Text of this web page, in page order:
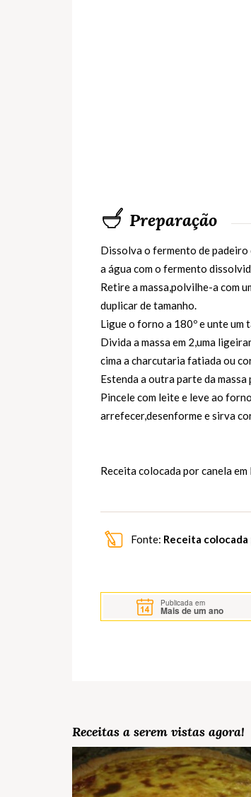
Preparação
Dissolva o fermento de padeiro
a água com o fermento
Retire a massa,polvilhe-a com
duplicar de tamanho.
Ligue o forno a 180º e unte um
Divida a massa em 2,uma
cima a charcutaria fatiada ou
Estenda a outra parte da
Pincele com leite e leve ao
arrefecer,desenforme e sirva
Receita colocada por canela em
Fonte: Receita colocada
Publicada em
Mais de um ano
Receitas a serem vistas agora!